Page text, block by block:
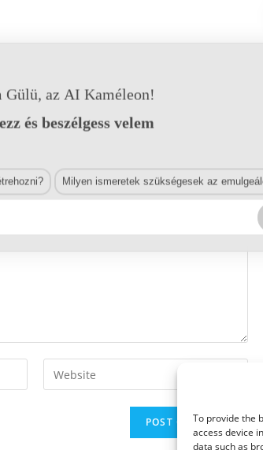
To provide the
access device
data such as
Enter
your
Gülü, az AI Kaméleon!
és beszélgess velem
Milyen ismeretek szükségesek az